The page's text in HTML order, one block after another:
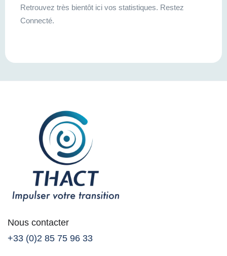
Retrouvez très bientôt ici vos statistiques. Restez
Connecté.
Nous contacter
+33 (0)2 85 75 96 33